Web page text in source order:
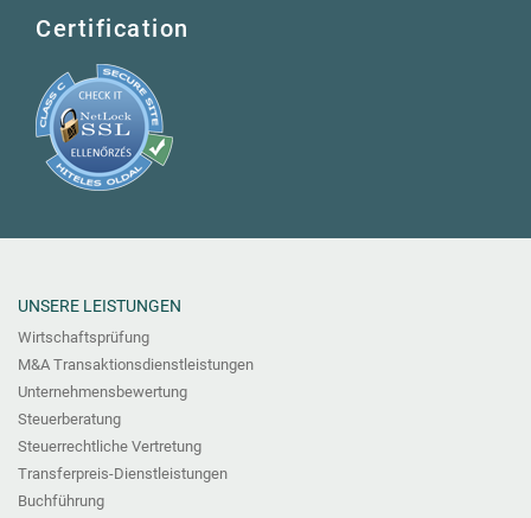
Certification
UNSERE LEISTUNGEN
Wirtschaftsprüfung
M&A Transaktionsdienstleistungen
Unternehmensbewertung
Steuerberatung
Steuerrechtliche Vertretung
Transferpreis-Dienstleistungen
Buchführung